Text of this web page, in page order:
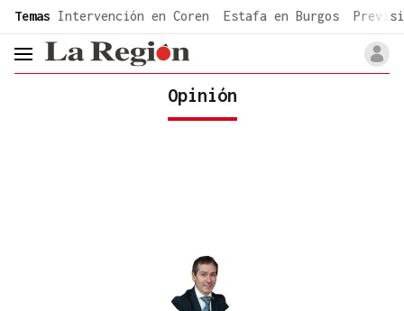
common.go-to-content
Temas Intervención en Coren Estafa en Burgos
header.menu.open
Opinión